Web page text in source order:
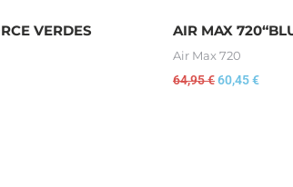
VERDES
AIR MAX
Air Max 720
64,95€60,45€